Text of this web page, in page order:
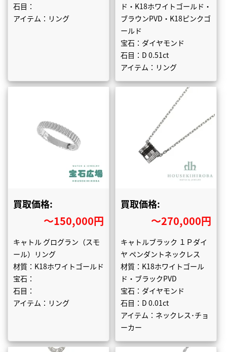
石目：
アイテム：リング
ド・K18ホワイトゴールド・
ブラウンPVD・K18ピンクゴ
ールド
宝石：ダイヤモンド
石目：D 0.51ct
アイテム：リング
買取価格:
〜150,000円
キャトル グログラン（スモ
ール）リング
材質：K18ホワイトゴールド
宝石：
石目：
アイテム：リング
買取価格:
〜270,000円
キャトルブラック １Ｐダイ
ヤ ペンダントネックレス
材質：K18ホワイトゴール
ド・ブラックPVD
宝石：ダイヤモンド
石目：D 0.01ct
アイテム：ネックレス･チョ
ーカー